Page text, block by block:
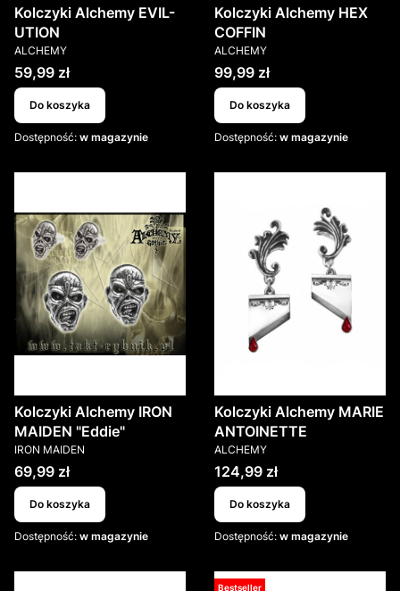
Kolczyki Alchemy EVIL-
UTION
PRODUCENT
ALCHEMY
Cena
59,99 zł
Do koszyka
Dostępność: w magazynie
Kolczyki Alchemy HEX
COFFIN
PRODUCENT
ALCHEMY
Cena
99,99 zł
Do koszyka
Dostępność: w magazynie
Kolczyki Alchemy IRON
MAIDEN "Eddie"
PRODUCENT
IRON MAIDEN
Cena
69,99 zł
Do koszyka
Dostępność: w magazynie
Kolczyki Alchemy MARIE
ANTOINETTE
PRODUCENT
ALCHEMY
Cena
124,99 zł
Do koszyka
Dostępność: w magazynie
Bestseller